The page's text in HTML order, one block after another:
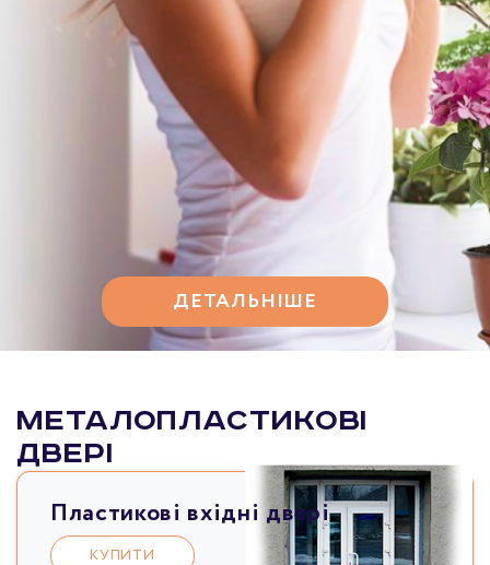
ДЕТАЛЬНІШЕ
Металопластикові
двері
Пластикові вхідні двері
КУПИТИ